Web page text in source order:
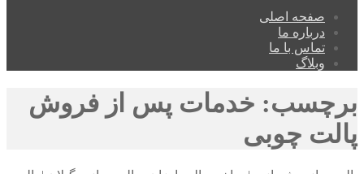
صفحه اصلی
درباره ما
تماس با ما
وبلاگ
برچسب: خدمات پس از فروش
پالت چوبی